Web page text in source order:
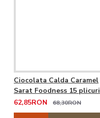
Ciocolata Calda Caramel
Sarat Foodness 15 plicuri
62,85RON
68,30RON